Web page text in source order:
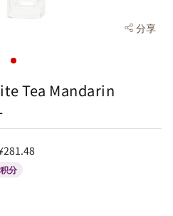
分享
Tea Mandarin
分